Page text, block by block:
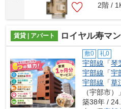
2階 /
賃貸 | アパート ロイヤル寿マ
敷0 礼0
宇部線 「琴
宇部線 「宇
宇部線 「草
（宇部市
築38年 /